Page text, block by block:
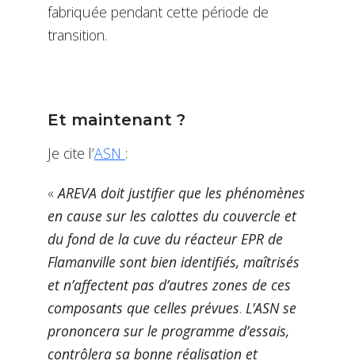
fabriquée pendant cette période de
transition.
Et maintenant ?
Je cite l’ASN :
«AREVA doit justifier que les phénomènes
en cause sur les calottes du couvercle et
du fond de la cuve du réacteur EPR de
Flamanville sont bien identifiés, maîtrisés
et n’affectent pas d’autres zones de ces
composants que celles prévues. L’ASN se
prononcera sur le programme d’essais,
contrôlera sa bonne réalisation et